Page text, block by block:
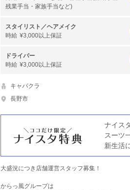
残業手当・家族手当など)
スタイリスト／ヘアメイク
時給 ¥3,000以上保証
ドライバー
時給 ¥3,000以上保証
キャバクラ
長野市
ナイス
スーツ
新生活
大盛況につき店舗運営スタッフ募集！
からっ風グループは